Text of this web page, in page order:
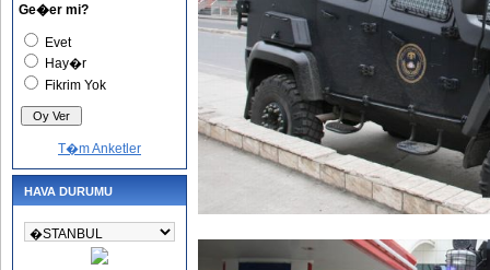
Ge�er mi?
Evet
Hay�r
Fikrim Yok
T�m Anketler
HAVA DURUMU